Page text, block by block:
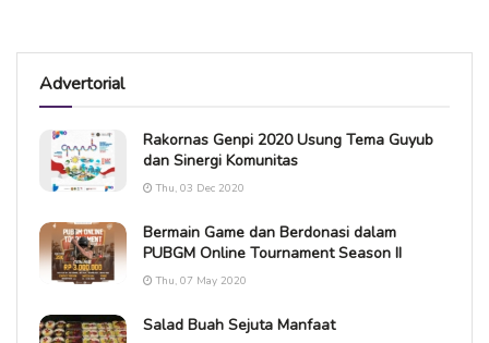
Advertorial
Rakornas Genpi 2020 Usung Tema Guyub
dan Sinergi Komunitas
Thu, 03 Dec 2020
Bermain Game dan Berdonasi dalam
PUBGM Online Tournament Season II
Thu, 07 May 2020
Salad Buah Sejuta Manfaat